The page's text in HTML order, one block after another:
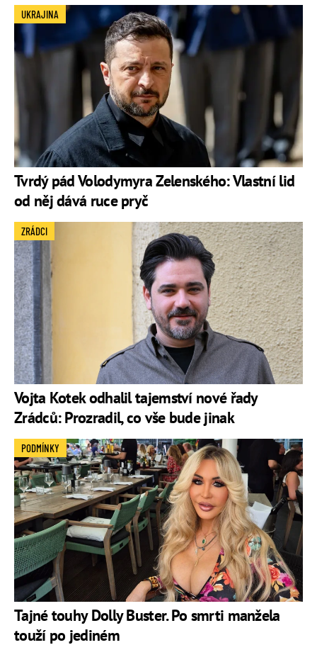
Tvrdý pád Volodymyra Zelenského: Vlastní lid
od něj dává ruce pryč
UKRAJINA
Vojta Kotek odhalil tajemství nové řady
Zrádců: Prozradil, co vše bude jinak
ZRÁDCI
Tajné touhy Dolly Buster. Po smrti manžela
touží po jediném
PODMÍNKY